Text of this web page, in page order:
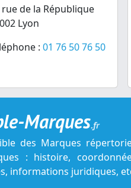
rue de la République
Lyon
: 01 76 50 76 50
Marques.fr
des Marques
: histoire,
informations juridiques,